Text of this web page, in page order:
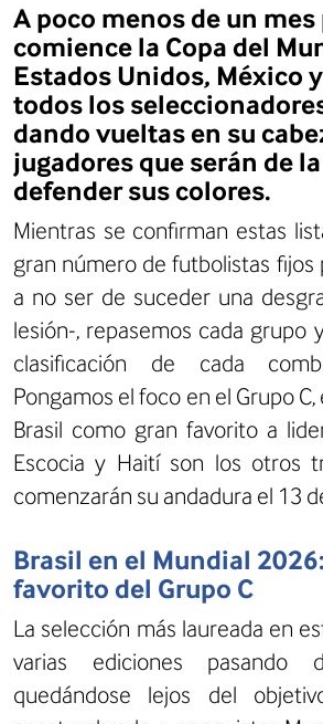
A poco menos de un mes
comience la Copa del
Estados Unidos, México
todos los
dando vueltas en su
jugadores que serán de
defender sus colores.
Mientras se confirman estas
gran número de futbolistas fijos
a no ser de suceder una
lesión-, repasemos cada grupo
clasificación de cada
Pongamos el foco en el Grupo
Brasil como gran favorito a
Escocia y Haití son los otros
comenzarán su andadura el 13
Brasil en el Mundial
favorito del Grupo C
La selección más laureada en
varias ediciones pasando
quedándose lejos del